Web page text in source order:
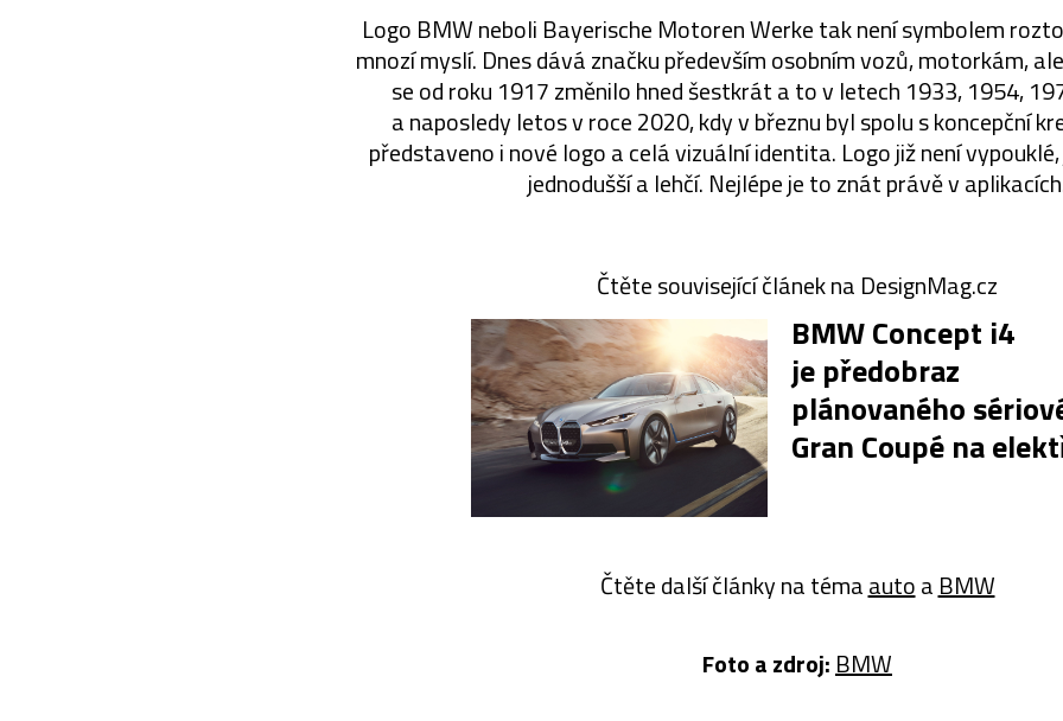
Logo BMW neboli Bayerische Motoren Werke tak není symbolem
mnozí myslí. Dnes dává značku především osobním vozů, motorkám,
se od roku 1917 změnilo hned šestkrát a to v letech 1933, 1954,
a naposledy letos v roce 2020, kdy v březnu byl spolu s koncepční
představeno i nové logo a celá vizuální identita. Logo již není
jednodušší a lehčí. Nejlépe je to znát právě v
Čtěte související článek na DesignMag.cz
BMW Concept i4
je předobraz
plánovaného
Gran Coupé na
Čtěte další články na témaautoa BMW
Foto a zdroj: BMW